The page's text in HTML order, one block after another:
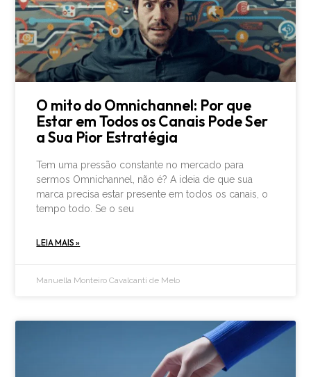
O mito do Omnichannel: Por que
Estar em Todos os Canais Pode Ser
a Sua Pior Estratégia
Tem uma pressão constante no mercado para
sermos Omnichannel, não é? A ideia de que sua
marca precisa estar presente em todos os canais, o
tempo todo. Se o seu
LEIA MAIS »
Manuella Monteiro Cavalcanti de Melo